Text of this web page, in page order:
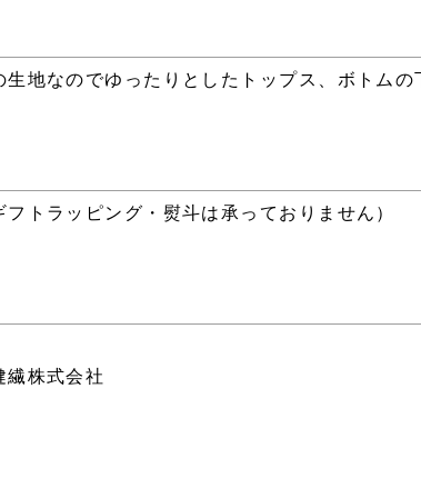
地なのでゆったりとしたトップス、ボトムの
トラッピング・熨斗は承っておりません）
繊株式会社